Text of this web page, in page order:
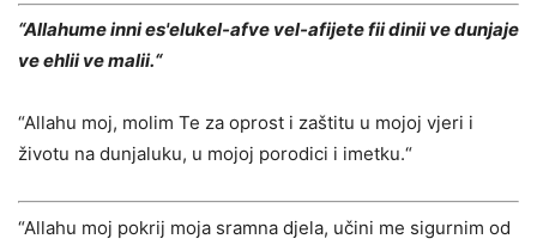
“Allahume inni es'elukel-afve vel-afijete fii dinii ve dunjaje
ve ehlii ve malii.“
“Allahu moj, molim Te za oprost i zaštitu u mojoj vjeri i
životu na dunjaluku, u mojoj porodici i imetku.“
“Allahu moj pokrij moja sramna djela, učini me sigurnim od